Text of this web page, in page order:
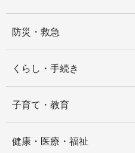
防災・救急
くらし・手続き
子育て・教育
健康・医療・福祉